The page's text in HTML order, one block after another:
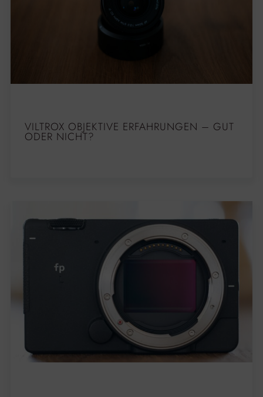
VILTROX OBJEKTIVE ERFAHRUNGEN – GUT
ODER NICHT?